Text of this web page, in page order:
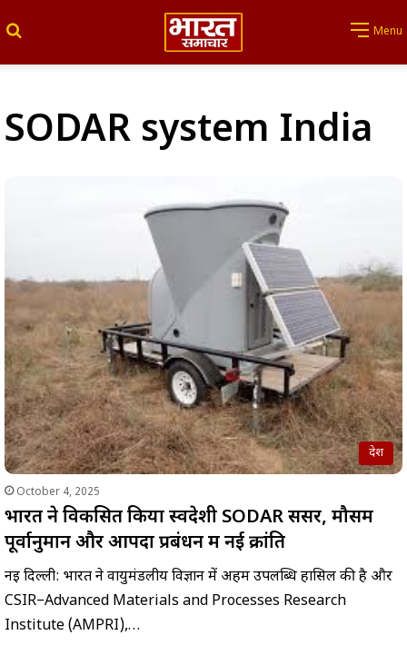
Menu
SODAR system India
देश
October 4, 2025
भारत ने विकसित किया स्वदेशी SODAR सेंसर, मौसम
पूर्वानुमान और आपदा प्रबंधन में नई क्रांति
नई दिल्ली: भारत ने वायुमंडलीय विज्ञान में अहम उपलब्धि हासिल की है और
CSIR–Advanced Materials and Processes Research
Institute (AMPRI),…